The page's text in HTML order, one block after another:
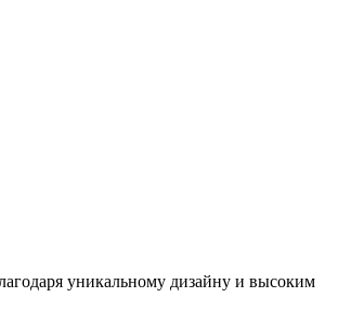
уникальному дизайну и высоким